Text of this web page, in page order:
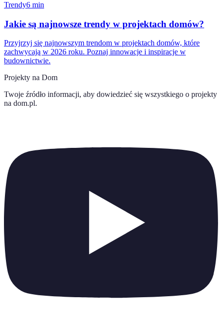
Trendy6 min
Jakie są najnowsze trendy w projektach domów?
Przyjrzyj się najnowszym trendom w projektach domów, które
zachwycają w 2026 roku. Poznaj innowacje i inspiracje w
budownictwie.
Projekty na Dom
Twoje źródło informacji, aby dowiedzieć się wszystkiego o projekty
na dom.pl.